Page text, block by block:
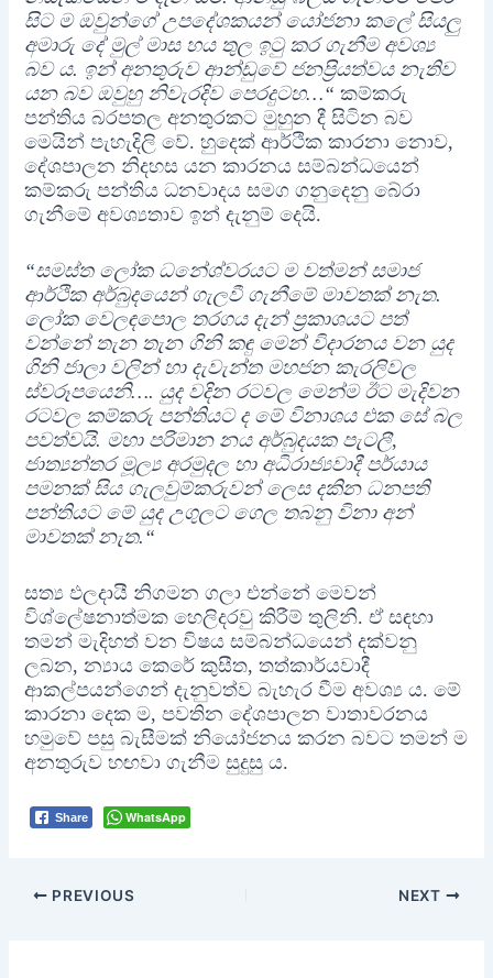
සිට ම ඔවුන්ගේ උපදේශකයන් යෝජනා කලේ සියලු
අමාරු දේ මුල් මාස හය තුල ඉටු කර ගැනීම අවශ්‍ය
බව ය. ඉන් අනතුරුව ආන්ඩුවේ ජනප්‍රියත්වය නැතිව
යන බව ඔවුහු නිවැරදිව පෙරදුටහ…“ කම්කරු
පන්තිය බරපතල අනතුරකට මුහුන දී සිටින බව
මෙයින් පැහැදිලි වේ. හුදෙක් ආර්ථික කාරනා නොව,
දේශපාලන නිදහස යන කාරනය සම්බන්ධයෙන්
කම්කරු පන්තිය ධනවාදය සමග ගනුදෙනු බේරා
ගැනීමේ අවශ්‍යතාව ඉන් දැනුම් දෙයි.
“සමස්ත ලෝක ධනේශ්වරයට ම වත්මන් සමාජ
ආර්ථික අර්බුදයෙන් ගැලවී ගැනීමේ මාවතක් නැත.
ලෝක වෙලඳපොල තරගය දැන් ප්‍රකාශයට පත්
වන්නේ තැන තැන ගිනි කඳු මෙන් විදාරනය වන යුද
ගිනි ජාලා වලින් හා දැවැන්ත මහජන කැරලිවල
ස්වරූපයෙනි…. යුද වදින රටවල මෙන්ම ඊට මැදිවන
රටවල කම්කරු පන්තියට ද මේ විනාශය එක සේ බල
පවත්වයි. මහා පරිමාන නය අර්බුදයක පැටලී,
ජාත්‍යන්තර මූල්‍ය අරමුදල හා අධිරාජ්‍යවාදී පර්යාය
පමනක් සිය ගැලවුම්කරුවන් ලෙස දකින ධනපති
පන්තියට මේ යුද උගුලට ගෙල තබනු විනා අන්
මාවතක් නැත.“
සත්‍ය ඵලදායී නිගමන ගලා එන්නේ මෙවන්
විශ්ලේෂනාත්මක හෙලිදරවු කිරීම් තුලිනි. ඒ සඳහා
තමන් මැදිහත් වන විෂය සම්බන්ධයෙන් දක්වනු
ලබන, න්‍යාය කෙරේ කුසීත, තත්කාර්යවාදී
ආකල්පයන්ගෙන් දැනුවත්ව බැහැර වීම අවශ්‍ය ය. මේ
කාරනා දෙක ම, පවතින දේශපාලන වාතාවරනය
හමුවේ පසු බැසීමක් නියෝජනය කරන බවට තමන් ම
අනතුරුව හඟවා ගැනීම සුදුසු ය.
Share WhatsApp
Post
PREVIOUS NEXT